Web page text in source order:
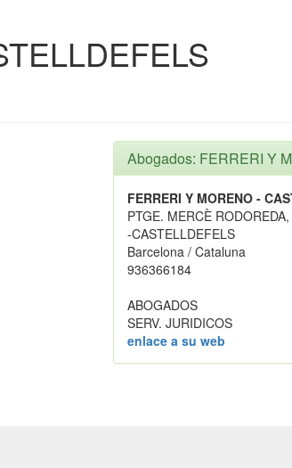
Abogados: FERRERI Y
FERRERI Y MORENO -
PTGE. MERCÈ RODOREDA,
-CASTELLDEFELS
Barcelona / Cataluna
936366184
ABOGADOS
SERV. JURIDICOS
enlace a su web